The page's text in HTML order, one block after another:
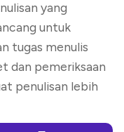
yang
untuk
tugas menulis
dan pemeriksaan
penulisan lebih